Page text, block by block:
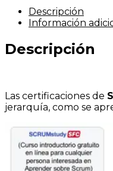
Descripción
Información
Descripción
Las certificaciones de
jerarquía, como se